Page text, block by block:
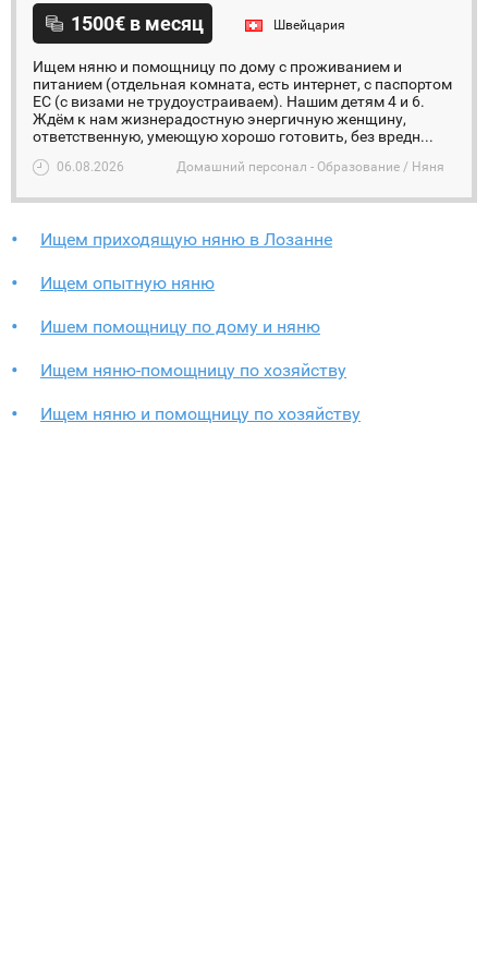
1500€ в месяц Швейцария
Ищем няню и помощницу по дому с проживанием и
питанием (отдельная комната, есть интернет, с паспортом
ЕС (с визами не трудоустраиваем). Нашим детям 4 и 6.
Ждём к нам жизнерадостную энергичную женщину,
ответственную, умеющую хорошо готовить, без вредн...
06.08.2026 Домашний персонал - Образование / Няня
Ищем приходящую няню в Лозанне
Ищем опытную няню
Ишем помощницу по дому и няню
Ищем няню-помощницу по хозяйству
Ищем няню и помощницу по хозяйству